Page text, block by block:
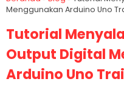
Menggunakan Arduino Uno
Tutorial
Output Digital
Arduino Uno